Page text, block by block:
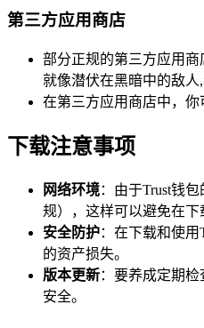
第三方应用商店
部分正规的第三方应用商
就像潜伏在黑暗中的敌人
在第三方应用商店中，你
下载注意事项
网络环境：由于Trust钱
规），这样可以避免在下
安全防护：在下载和使
的资产损失。
版本更新：要养成定期
安全。